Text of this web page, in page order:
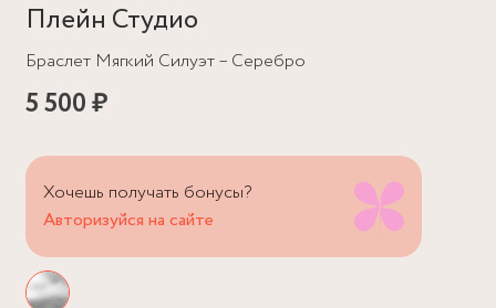
Плейн Студио
Браслет Мягкий Силуэт – Серебро
5 500 ₽
Хочешь получать бонусы?
Авторизуйся на сайте